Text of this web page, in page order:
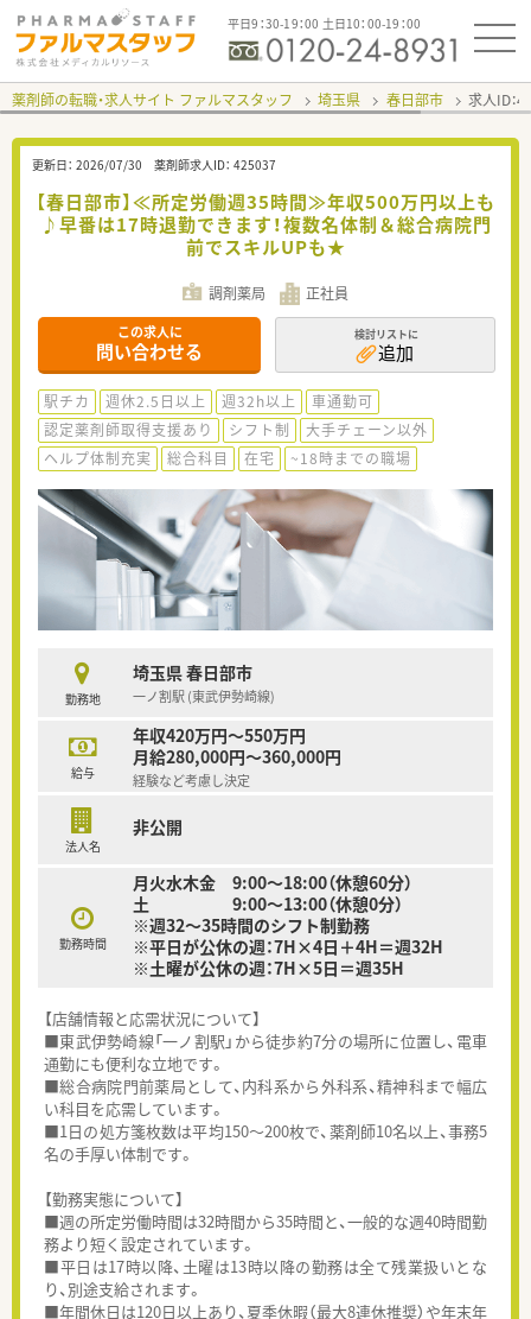
平日9：30-19：00 土日10：00-19：00
薬剤師の転職・求人サイト ファルマスタッフ 埼玉県 春日部市 求人ID：
更新日： 2026/07/30 薬剤師求人ID： 425037
【春日部市】≪所定労働週35時間≫年収500万円以上も
♪早番は17時退勤できます！複数名体制＆総合病院門
前でスキルUPも★
調剤薬局 正社員
この求人に
問い合わせる
検討リストに
追加
駅チカ 週休2.5日以上 週32h以上
車通勤可
認定薬剤師取得支援あり
シフト制
大手チェーン以外
ヘルプ体制充実
総合科目 在宅 ~18時までの職場
勤務地
埼玉県 春日部市
一ノ割駅 (東武伊勢崎線)
給与
年収420万円～550万円
月給280,000円～360,000円
経験など考慮し決定
法人名
非公開
勤務時間
月火水木金 9:00～18:00（休憩60分）
土 9:00～13:00（休憩0分）
※週32～35時間のシフト制勤務
※平日が公休の週：7H×4日＋4H＝週32H
※土曜が公休の週：7H×5日＝週35H
【店舗情報と応需状況について】
■東武伊勢崎線「一ノ割駅」から徒歩約7分の場所に位置し、電車
通勤にも便利な立地です。
■総合病院門前薬局として、内科系から外科系、精神科まで幅広
い科目を応需しています。
■1日の処方箋枚数は平均150～200枚で、薬剤師10名以上、事務5
名の手厚い体制です。
【勤務実態について】
■週の所定労働時間は32時間から35時間と、一般的な週40時間勤
務より短く設定されています。
■平日は17時以降、土曜は13時以降の勤務は全て残業扱いとな
り、別途支給されます。
■年間休日は120日以上あり、夏季休暇（最大8連休推奨）や年末年